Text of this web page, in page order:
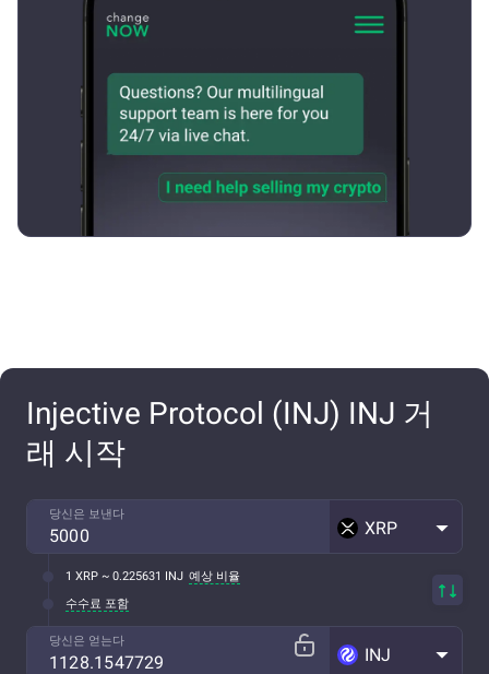
Injective Protocol (INJ) INJ 거
래 시작
당신은 보낸다
XRP
1 XRP ~ 0.225631 INJ 예상 비율
수수료 포함
당신은 얻는다
INJ